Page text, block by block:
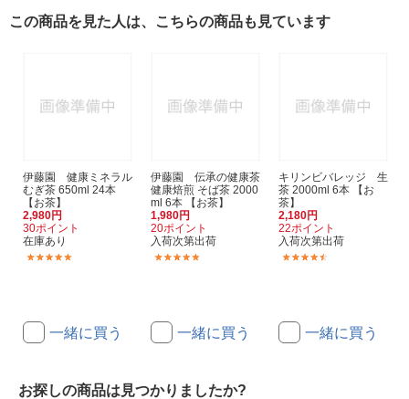
この商品を見た人は、こちらの商品も見ています
伊藤園 健康ミネラル
むぎ茶 650ml 24本
【お茶】
2,980円
30ポイント
在庫あり
一緒に買う
伊藤園 伝承の健康茶
健康焙煎 そば茶 2000
ml 6本 【お茶】
1,980円
20ポイント
入荷次第出荷
一緒に買う
キリンビバレッジ 生
茶 2000ml 6本 【お
茶】
2,180円
22ポイント
入荷次第出荷
一緒に買う
お探しの商品は見つかりましたか?